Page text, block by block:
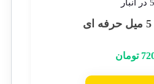
5 در انبار
چاقوی شکاری 5 میل حرفه ای
تومان